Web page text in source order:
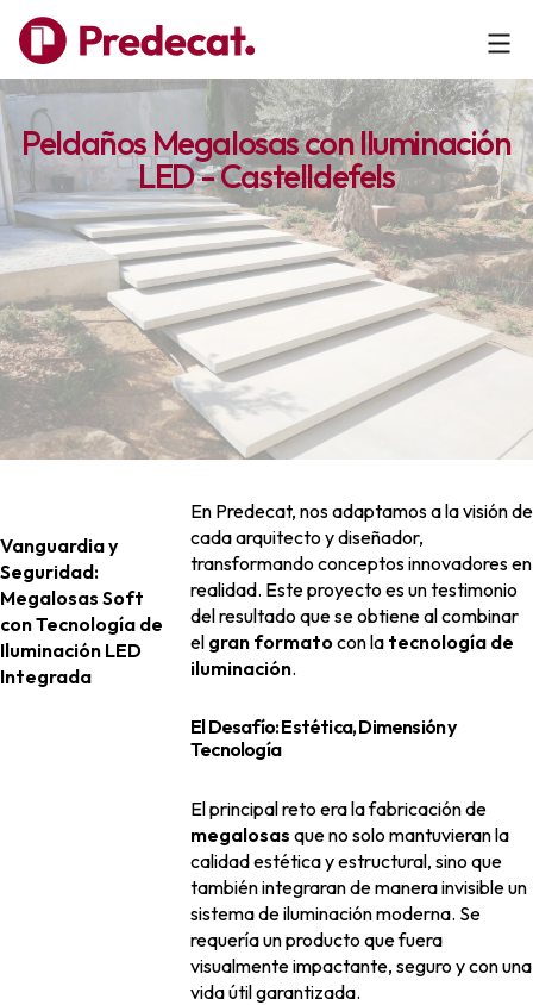
Peldaños Megalosas con Iluminación
LED - Castelldefels
Vanguardia y
Seguridad:
Megalosas Soft
con Tecnología de
Iluminación LED
Integrada
En Predecat, nos adaptamos a la visión de
cada arquitecto y diseñador,
transformando conceptos innovadores en
realidad. Este proyecto es un testimonio
del resultado que se obtiene al combinar
el gran formato con la tecnología de
iluminación.
El Desafío: Estética, Dimensión y
Tecnología
El principal reto era la fabricación de
megalosas que no solo mantuvieran la
calidad estética y estructural, sino que
también integraran de manera invisible un
sistema de iluminación moderna. Se
requería un producto que fuera
visualmente impactante, seguro y con una
vida útil garantizada.